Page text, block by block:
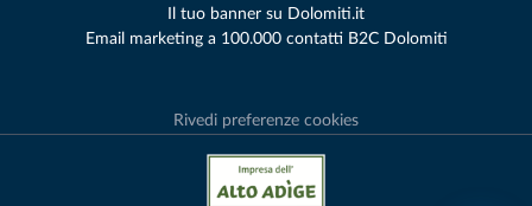
Il tuo banner su Dolomiti.it
Email marketing a 100.000 contatti B2C Dolomiti
Rivedi preferenze cookies